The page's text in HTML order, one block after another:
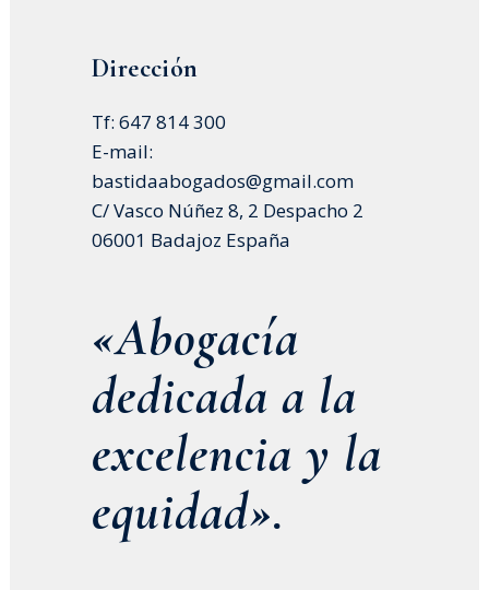
Dirección
Tf: 647 814 300
E-mail:
bastidaabogados@gmail.com
C/ Vasco Núñez 8, 2 Despacho 2
06001 Badajoz España
«Abogacía
dedicada a la
excelencia y la
equidad».